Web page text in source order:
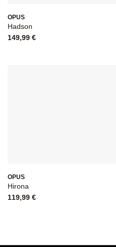
OPUS
Hadson
149,99 €
OPUS
Hirona
119,99 €